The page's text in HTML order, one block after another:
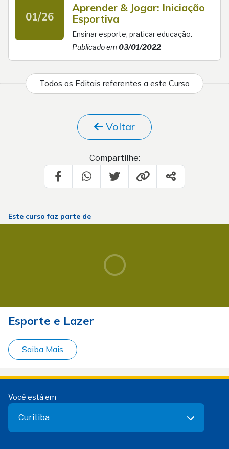
01/26
Aprender & Jogar: Iniciação
Esportiva
Ensinar esporte, praticar educação.
Publicado em 03/01/2022
Todos os Editais referentes a este Curso
Voltar
Compartilhe:
Este curso faz parte de
Esporte e Lazer
Saiba Mais
Você está em
Curitiba